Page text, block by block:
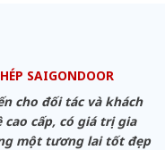
SAIGONDOOR
cho đối tác và khách
cấp, có giá trị gia
một tương lai tốt đẹp